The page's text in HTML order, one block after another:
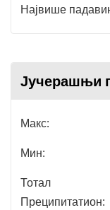
Највише
Јучерашњи
Макс:
Мин:
Тотал
Преципитатион: